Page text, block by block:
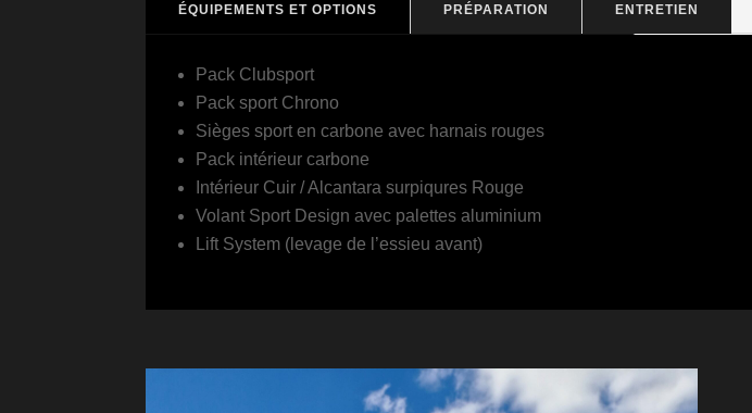
ÉQUIPEMENTS ET OPTIONS PRÉPARATION ENTRETIEN
Pack Clubsport
Pack sport Chrono
Sièges sport en carbone avec harnais rouges
Pack intérieur carbone
Intérieur Cuir / Alcantara surpiqures Rouge
Volant Sport Design avec palettes aluminium
Lift System (levage de l’essieu avant)